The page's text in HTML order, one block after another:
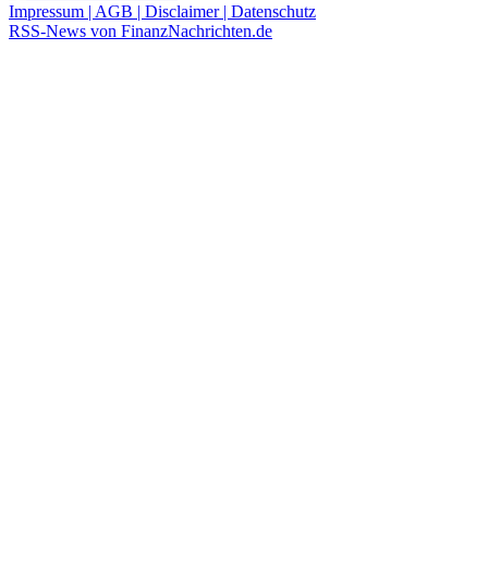
Impressum | AGB | Disclaimer | Datenschutz
RSS-News von FinanzNachrichten.de